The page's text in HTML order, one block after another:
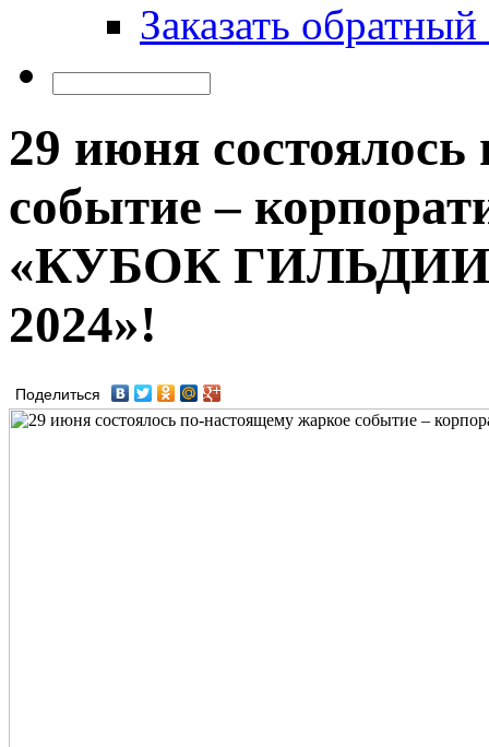
Заказать
29 июня
событие –
«КУБОК
2024»!
Поделиться